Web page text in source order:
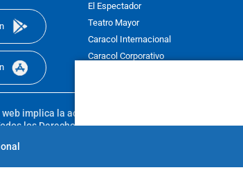
El Espectador
Teatro Mayor
Caracol Internacional
Caracol Corporativo
implica la aceptación de los
los Derechos Reservados D.R.A. Prohibida su
de su titular. Reproduction in whole or in part,